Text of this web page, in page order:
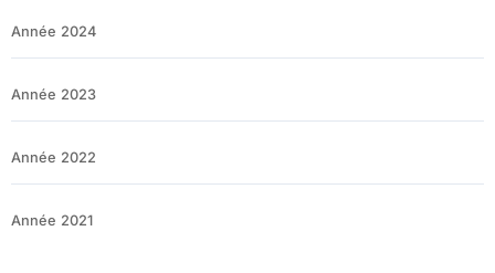
Année 2024
Année 2023
Année 2022
Année 2021